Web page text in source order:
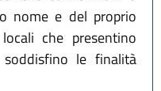
nome e del proprio
che presentino
le finalità